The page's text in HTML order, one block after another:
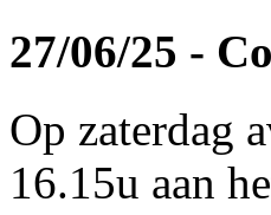
27/06/25 -
Op zaterdag
16.15u aan